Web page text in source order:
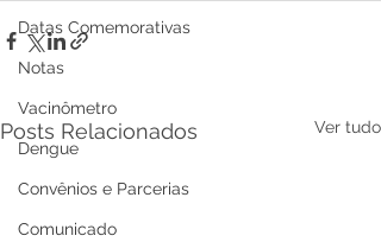
Datas Comemorativas
Notas
Vacinômetro
Dengue
Convênios e Parcerias
Comunicado
Posts Relacionados Ver tudo